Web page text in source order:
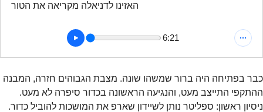
האזינו לדניאלה מקריאה את הטור
6:21
כבר בפתיחה היה ברור שמשהו שונה. מצבת הגבוהים חזרה, המבנה
ההתקפי התייצב מעט, והנגיעה הראשונה בכדור סיפרה לא מעט.
ניסיון ראשון: ספליטר נותן לשיידון שארפ את המושכות להוביל כדור.